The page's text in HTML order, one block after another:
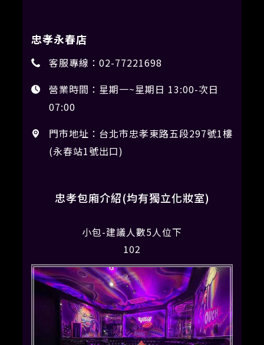
忠孝永春店
客服專線： 02-77221698
營業時間：星期一~星期日 13:00-次日
07:00
門市地址：台北市忠孝東路五段297號1樓
(永春站1號出口)
忠孝包廂介紹(均有獨立化妝室)
小包-建議人數5人位下
102